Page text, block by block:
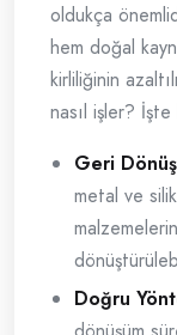
oldukça
hem doğal
kirliliğinin
nasıl işler?
Geri
metal ve
Doğru